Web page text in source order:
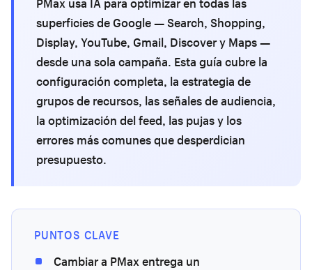
superficies de Google — Search, Shopping,
Display, YouTube, Gmail, Discover y Maps —
desde una sola campaña. Esta guía cubre la
configuración completa, la estrategia de
grupos de recursos, las señales de audiencia,
la optimización del feed, las pujas y los
errores más comunes que desperdician
presupuesto.
PUNTOS CLAVE
Cambiar a PMax entrega un